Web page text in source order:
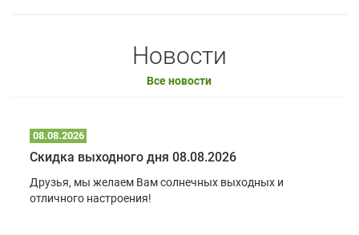
Новости
Все новости
08.08.2026
Скидка выходного дня 08.08.2026
Друзья, мы желаем Вам солнечных выходных и
отличного настроения!